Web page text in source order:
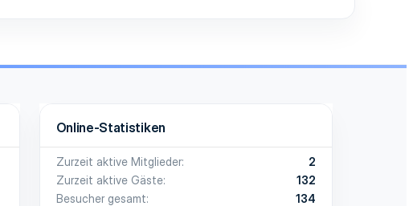
Online-Statistiken
Zurzeit aktive Mitglieder
2
Zurzeit aktive Gäste
132
Besucher gesamt
134